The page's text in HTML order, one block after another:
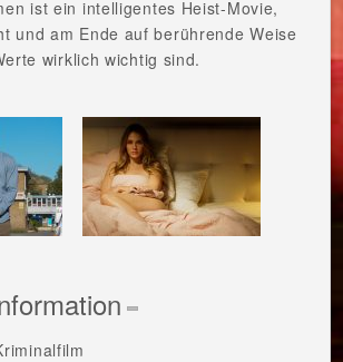
ist ein intelligentes Heist-Movie,
und am Ende auf berührende Weise
wirklich wichtig sind.